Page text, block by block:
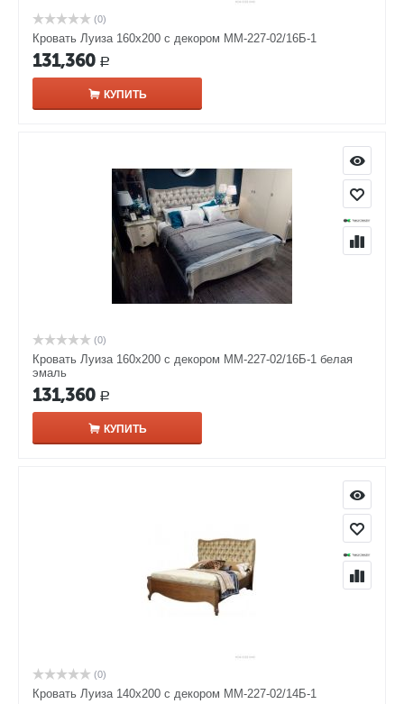
(0)
Кровать Луиза 160х200 с декором ММ-227-02/16Б-1
131,360 Р
КУПИТЬ
(0)
Кровать Луиза 160х200 с декором ММ-227-02/16Б-1 белая
эмаль
131,360 Р
КУПИТЬ
(0)
Кровать Луиза 140х200 с декором ММ-227-02/14Б-1